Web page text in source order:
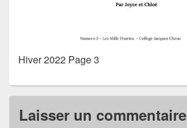
Hiver 2022 Page 3
Laisser un commentaire